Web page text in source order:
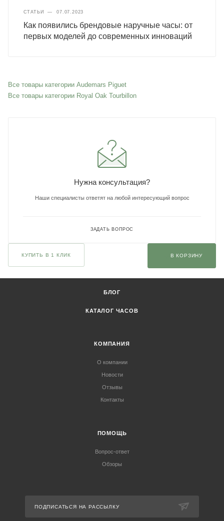
СТАТЬИ — 07.07.2023
Как появились брендовые наручные часы: от
первых моделей до современных инноваций
Все товары категории Audemars Piguet
Все товары категории Royal Oak Tourbillon
Нужна консультация?
Наши специалисты ответят на любой интересующий вопрос
ЗАДАТЬ ВОПРОС
КУПИТЬ В 1 КЛИК В КОРЗИНУ
БЛОГ
КАТАЛОГ ЧАСОВ
КОМПАНИЯ
О компании
Новости
Отзывы
Контакты
ПОМОЩЬ
Вопрос-ответ
Обзоры
ПОДПИСАТЬСЯ НА РАССЫЛКУ